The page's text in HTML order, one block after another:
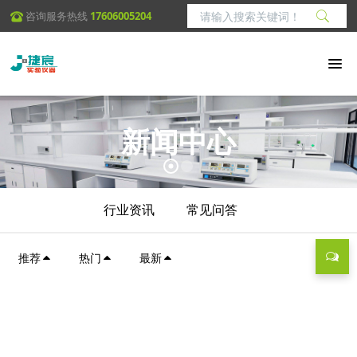
咨询服务热线 17606005204
新闻中心
行业资讯 常见问答
推荐 热门 最新